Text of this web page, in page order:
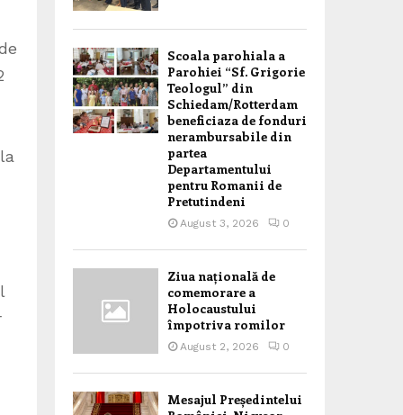
Scoala parohiala a
Parohiei “Sf. Grigorie
Teologul” din
Schiedam/Rotterdam
beneficiaza de fonduri
nerambursabile din
partea
Departamentului
pentru Romanii de
Pretutindeni
August 3, 2026 0
Ziua națională de
comemorare a
Holocaustului
împotriva romilor
August 2, 2026 0
Mesajul Președintelui